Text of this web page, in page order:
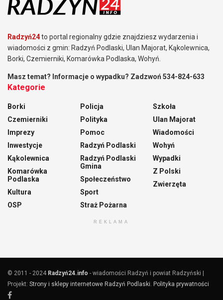
Radzyń24to portal regionalny gdzie znajdziesz wydarzenia i
wiadomości z gmin: Radzyń Podlaski, Ulan Majorat, Kąkolewnica,
Borki, Czemierniki, Komarówka Podlaska, Wohyń.
Masz temat? Informacje o wypadku? Zadzwoń 534-824-633
Kategorie
Borki
Czemierniki
Imprezy
Inwestycje
Kąkolewnica
Komarówka
Podlaska
Kultura
OSP
Policja
Polityka
Pomoc
Radzyń Podlaski
Radzyń Podlaski
Gmina
Społeczeństwo
Sport
Straż Pożarna
Szkoła
Ulan Majorat
Wiadomości
Wohyń
Wypadki
Z Polski
Zwierzęta
REKLAMA
© 2011 - 2024 Radzyń24.info - wiadomości Radzyń i powiat Radzyński |
Projekt: Strony i sklepy internetowe Radzyń Podlaski Polityka prywatności